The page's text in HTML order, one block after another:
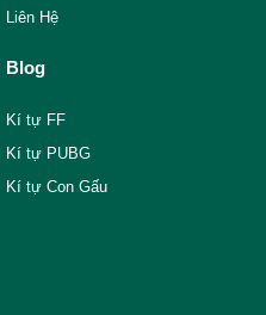
Liên Hệ
Blog
Kí tự FF
Kí tự PUBG
Kí tự Con Gấu